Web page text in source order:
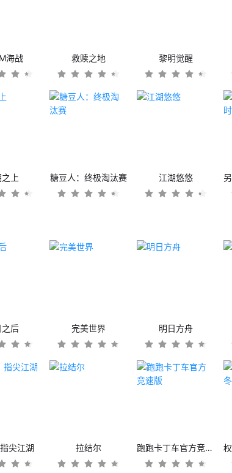
海战 救赎之地 黎明觉醒
上 糖豆人：终极淘汰赛 江湖悠悠
后 完美世界 明日方舟
尖江湖 拉结尔 跑跑卡丁车官方竞速版